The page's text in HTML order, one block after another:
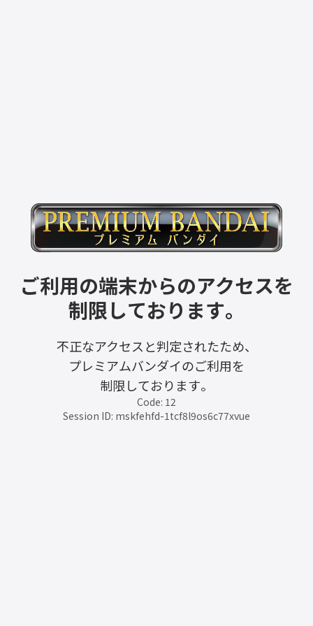
ご利用の端末からのアクセスを
制限しております。
不正なアクセスと判定されたため、
プレミアムバンダイのご利用を
制限しております。
Code: 12
Session ID: mskfehfd-1tcf8l9os6c77xvue